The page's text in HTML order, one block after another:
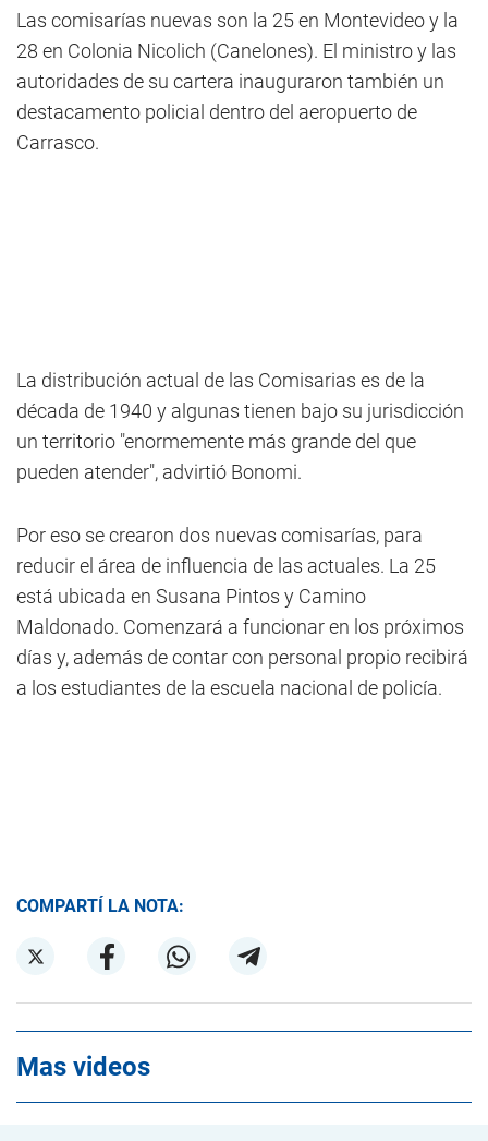
Las comisarías nuevas son la 25 en Montevideo y la
28 en Colonia Nicolich (Canelones). El ministro y las
autoridades de su cartera inauguraron también un
destacamento policial dentro del aeropuerto de
Carrasco.
La distribución actual de las Comisarias es de la
década de 1940 y algunas tienen bajo su jurisdicción
un territorio "enormemente más grande del que
pueden atender", advirtió Bonomi.
Por eso se crearon dos nuevas comisarías, para
reducir el área de influencia de las actuales. La 25
está ubicada en Susana Pintos y Camino
Maldonado. Comenzará a funcionar en los próximos
días y, además de contar con personal propio recibirá
a los estudiantes de la escuela nacional de policía.
COMPARTÍ LA NOTA:
Mas videos